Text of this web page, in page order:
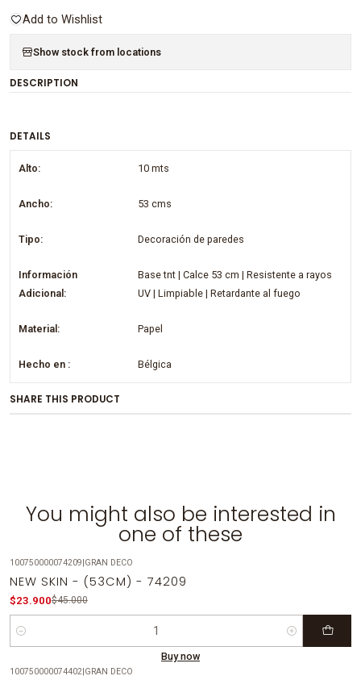
Add to Wishlist
Show stock from locations
DESCRIPTION
DETAILS
Alto: 10 mts
Ancho: 53 cms
Tipo: Decoración de paredes
Información
Adicional:
Base tnt | Calce 53 cm | Resistente a rayos
UV | Limpiable | Retardante al fuego
Material: Papel
Hecho en : Bélgica
SHARE THIS PRODUCT
You might also be interested in
one of these
100750000074209 GRAN DECO
NEW SKIN - (53CM) - 74209
$23.900$45.000
Quantity
Buy now
100750000074402| GRAN DECO